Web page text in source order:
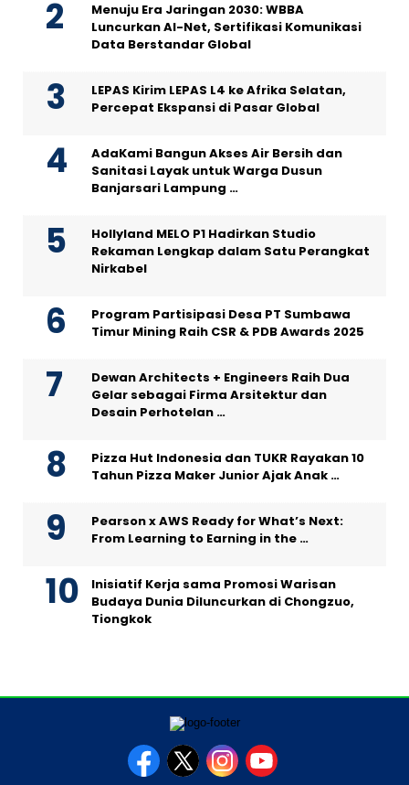
Menuju Era Jaringan 2030: WBBA
Luncurkan AI-Net, Sertifikasi Komunikasi
Data Berstandar Global
LEPAS Kirim LEPAS L4 ke Afrika Selatan,
Percepat Ekspansi di Pasar Global
AdaKami Bangun Akses Air Bersih dan
Sanitasi Layak untuk Warga Dusun
Banjarsari Lampung …
Hollyland MELO P1 Hadirkan Studio
Rekaman Lengkap dalam Satu Perangkat
Nirkabel
Program Partisipasi Desa PT Sumbawa
Timur Mining Raih CSR & PDB Awards 2025
Dewan Architects + Engineers Raih Dua
Gelar sebagai Firma Arsitektur dan
Desain Perhotelan …
Pizza Hut Indonesia dan TUKR Rayakan 10
Tahun Pizza Maker Junior Ajak Anak …
Pearson x AWS Ready for What’s Next:
From Learning to Earning in the …
Inisiatif Kerja sama Promosi Warisan
Budaya Dunia Diluncurkan di Chongzuo,
Tiongkok